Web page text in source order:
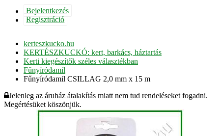
Bejelentkezés
Regisztráció
kerteszkucko.hu
KERTÉSZKUCKÓ: kert, barkács, háztartás
Kerti kiegészítők széles választékban
Fűnyíródamil
Fűnyíródamil CSILLAG 2,0 mm x 15 m
Jelenleg az áruház átalakítás miatt nem tud rendeléseket fogadni.
Megértésüket köszönjük.